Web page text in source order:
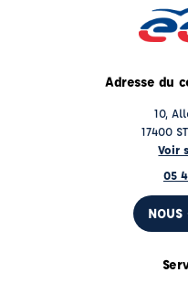
Adresse du
10,
17400
Voir
05
NOUS